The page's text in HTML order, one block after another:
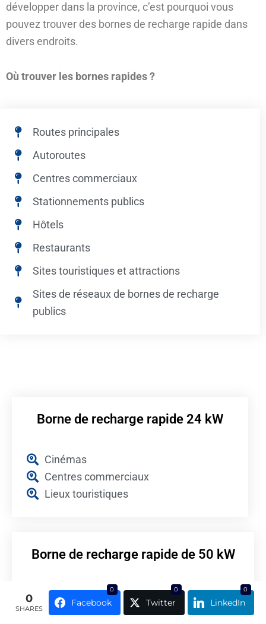
développer dans la province, c’est pourquoi vous
pouvez trouver des bornes de recharge rapide dans
divers endroits.
Où trouver les bornes rapides ?
Routes principales
Autoroutes
Centres commerciaux
Stationnements publics
Hôtels
Restaurants
Sites touristiques et attractions
Sites de réseaux de bornes de recharge
publics
Borne de recharge rapide 24 kW
Cinémas
Centres commerciaux
Lieux touristiques
Borne de recharge rapide de 50 kW
Grands axes routiers
0
SHARES
0
Facebook
0
Twitter
0
LinkedIn